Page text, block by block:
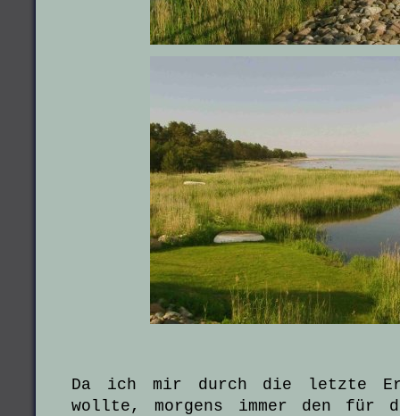
Da ich mir durch die letzte
wollte, morgens immer den für